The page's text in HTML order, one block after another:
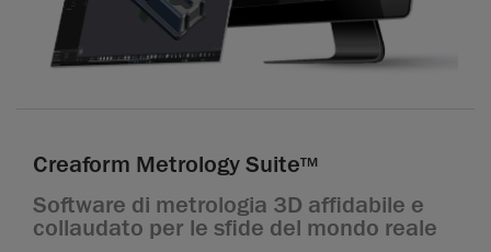
Creaform Metrology SuiteTM
Software di metrologia 3D affidabile e
collaudato per le sfide del mondo reale